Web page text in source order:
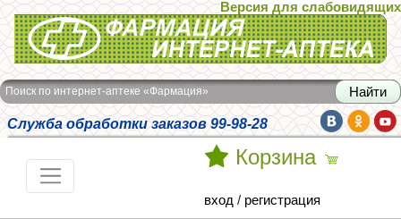
Интернет-аптека Фармация
Версия для слабовидящих
Поиск по интернет-аптеке «Фармация»
Служба обработки заказов 99-98-28
Корзина
вход / регистрация